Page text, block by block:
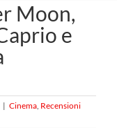
Moon,
e
| Cinema, Recensioni